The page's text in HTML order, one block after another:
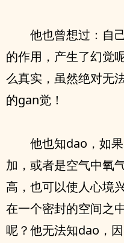
他也曾想过：自
的作用，产生了幻觉
么真实，虽然绝对无
的gan觉！
他也知dao，如
加，或者是空气中氧
高，也可以使人心境
在一个密封的空间之
呢？他无法知dao，